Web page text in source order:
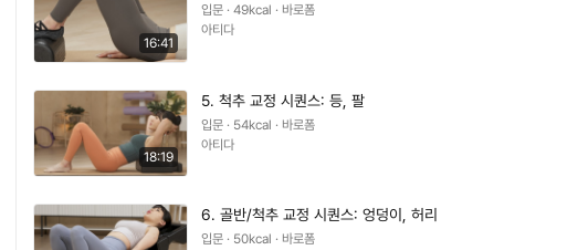
16:41
입문 · 49kcal · 바로폼
아티다
18:19
5. 척추 교정 시퀀스: 등, 팔
입문 · 54kcal · 바로폼
아티다
6. 골반/척추 교정 시퀀스: 엉덩이, 허리
입문 · 50kcal · 바로폼